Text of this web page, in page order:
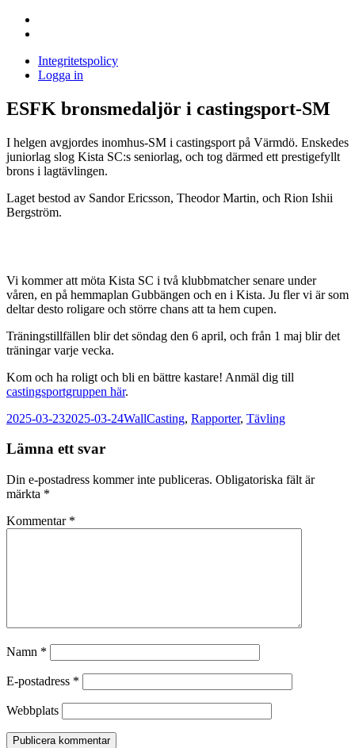
Sandasjön
Integritetspolicy
Logga in
ESFK bronsmedaljör i castingsport-SM
I helgen avgjordes inomhus-SM i castingsport på Värmdö. Enskedes
juniorlag slog Kista SC:s seniorlag, och tog därmed ett prestigefyllt
brons i lagtävlingen.
Laget bestod av Sandor Ericsson, Theodor Martin, och Rion Ishii
Bergström.
Vi kommer att möta Kista SC i två klubbmatcher senare under
våren, en på hemmaplan Gubbängen och en i Kista. Ju fler vi är som
deltar desto roligare och större chans att ta hem cupen.
Träningstillfällen blir det söndag den 6 april, och från 1 maj blir det
träningar varje vecka.
Kom och ha roligt och bli en bättre kastare! Anmäl dig till
castingsportgruppen här.
Postat
2025-03-232025-03-24Författare
WallKategorier
Casting, Rapporter, Tävling
Lämna ett svar
Din e-postadress kommer inte publiceras. Obligatoriska fält är
märkta *
Kommentar *
Namn *
E-postadress *
Webbplats